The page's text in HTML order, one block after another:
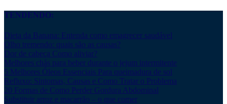
TENDENDO:
Dieta da Banana: Entenda como emagrecer saudável
Olho tremendo: quais são as causas?
Dor de cabeça Como aliviar?
Melhores chás para beber durante o jejum intermitente
5 Melhores Óleos Essenciais Para queimadura de sol
Refluxo: Sintomas, Causas e Como Tratar o Problema
20 Formas de Como Perder Gordura Abdominal
Substituir arroz e macarrão – o que comer